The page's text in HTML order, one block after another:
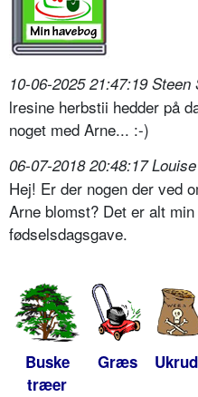
10-06-2025 21:47:19 Steen
lresine herbstii hedder på
noget med Arne... :-)
06-07-2018 20:48:17
Hej! Er der nogen der ved
Arne blomst? Det er alt
fødselsdagsgave.
Buske
træer
Græs